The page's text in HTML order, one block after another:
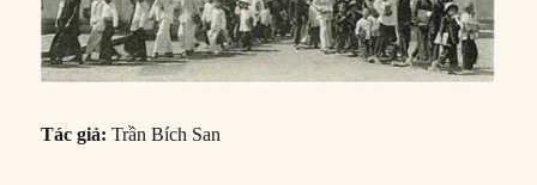
Tác giả: Trần Bích San